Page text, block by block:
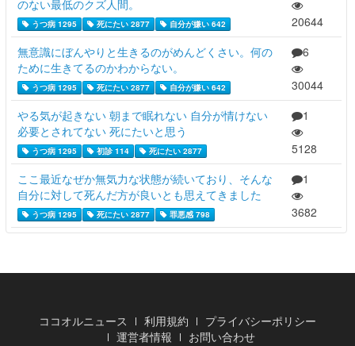
のない最低のクズ人間。
うつ病 1295 死にたい 2877 自分が嫌い 642
20644
無意識にぼんやりと生きるのがめんどくさい。何の
ために生きてるのかわからない。
うつ病 1295 死にたい 2877 自分が嫌い 642
6
30044
やる気が起きない 朝まで眠れない 自分が情けない
必要とされてない 死にたいと思う
うつ病 1295 初診 114 死にたい 2877
1
5128
ここ最近なぜか無気力な状態が続いており、そんな
自分に対して死んだ方が良いとも思えてきました
うつ病 1295 死にたい 2877 罪悪感 798
1
3682
ココオルニュース 利用規約
プライバシーポリシー
運営者情報
お問い合わせ